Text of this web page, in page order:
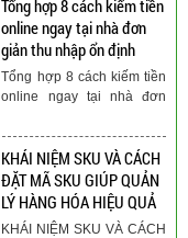
Tổng hợp 8 cách kiếm tiền
online ngay tại nhà đơn
giản thu nhập ổn định
Tổng hợp 8 cách kiếm tiền
online ngay tại nhà đơn
KHÁI NIỆM SKU VÀ CÁCH
ĐẶT MÃ SKU GIÚP QUẢN
LÝ HÀNG HÓA HIỆU QUẢ
KHÁI NIỆM SKU VÀ CÁCH